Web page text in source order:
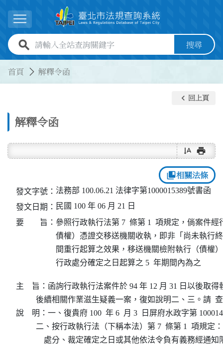
展開選單
全站查詢關鍵字欄位 搜尋
首頁 解釋令函
解釋令函
keyboard_arrow_left 回上頁
text_rotate_vertical print
collections_bookmark相關法條
發文字號： 法務部 100.06.21 法律字第1000015389號書函
發文日期： 民國 100 年 06 月 21 日
要 旨： 參照行政執行法第 7  條第 1  項規定，倘案件經
債權）憑證交移送機關收執，即非「尚未執行
間重行起算之效果，移送機關檢附執行（債權
行政處分確定之日起算之 5  年期間內為之
主    旨：函詢行政執行法案件於 94 年 12 月 31 日以後取
後續相關作業滋生疑義一案，復如說明二、三。請
說    明：一、復貴府 100  年 6  月 3  日屏府水政字第
二、按行政執行法（下稱本法）第 7  條第 1  項規
處分、裁定確定之日或其他依法令負有義務經通